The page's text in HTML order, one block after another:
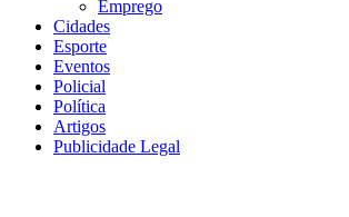
Emprego
Cidades
Esporte
Eventos
Policial
Política
Artigos
Publicidade Legal